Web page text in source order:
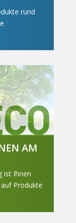
rund
AM
ist Ihnen
Produkte